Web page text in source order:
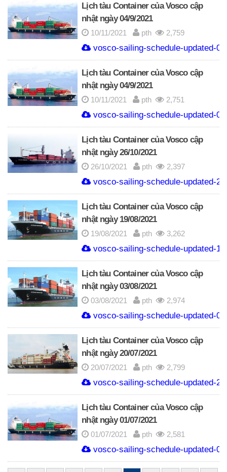
Lịch tàu Container của Vosco cập
nhật ngày 04/9/2021
10/11/2021 pth 2,759
vosco-sailing-schedule-updated-
Lịch tàu Container của Vosco cập
nhật ngày 04/9/2021
10/11/2021 pth 2,751
vosco-sailing-schedule-updated-
Lịch tàu Container của Vosco cập
nhật ngày 26/10/2021
26/10/2021 pth 2,397
vosco-sailing-schedule-updated-
Lịch tàu Container của Vosco cập
nhật ngày 19/08/2021
19/08/2021 pth 3,262
vosco-sailing-schedule-updated-
Lịch tàu Container của Vosco cập
nhật ngày 03/08/2021
03/08/2021 pth 2,974
vosco-sailing-schedule-updated-
Lịch tàu Container của Vosco cập
nhật ngày 20/07/2021
20/07/2021 pth 2,799
vosco-sailing-schedule-updated-
Lịch tàu Container của Vosco cập
nhật ngày 01/07/2021
01/07/2021 pth 2,581
vosco-sailing-schedule-updated-